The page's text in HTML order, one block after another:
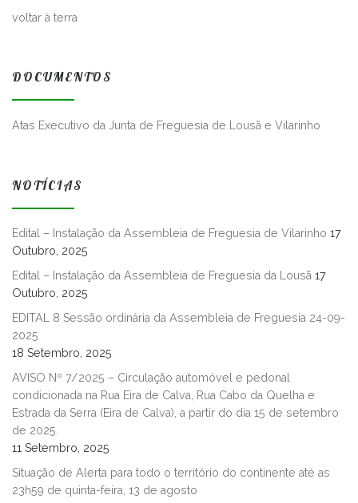
voltar à terra
DOCUMENTOS
Atas Executivo da Junta de Freguesia de Lousã e Vilarinho
NOTÍCIAS
Edital – Instalação da Assembleia de Freguesia de Vilarinho 17
Outubro, 2025
Edital – Instalação da Assembleia de Freguesia da Lousã 17
Outubro, 2025
EDITAL 8 Sessão ordinária da Assembleia de Freguesia 24-09-
2025
18 Setembro, 2025
AVISO Nº 7/2025 – Circulação automóvel e pedonal
condicionada na Rua Eira de Calva, Rua Cabo da Quelha e
Estrada da Serra (Eira de Calva), a partir do dia 15 de setembro
de 2025.
11 Setembro, 2025
Situação de Alerta para todo o território do continente até as
23h59 de quinta-feira, 13 de agosto